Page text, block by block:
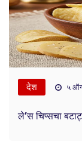
देश ५
ले’स चिप्सचा